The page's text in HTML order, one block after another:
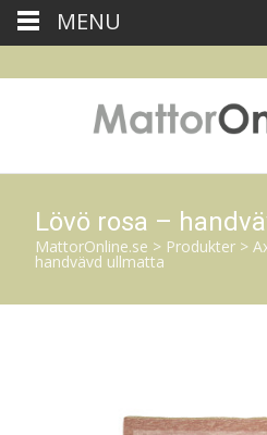
Lövö rosa –
MattorOnline.se > Produkter >
handvävd ullmatta
MENU